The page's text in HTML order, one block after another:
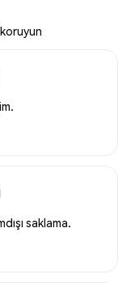
saklama.